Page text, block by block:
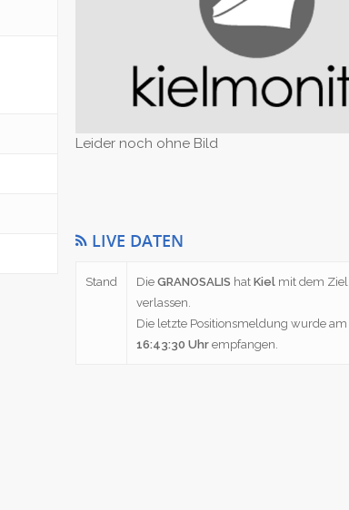
Leider noch ohne Bild
LIVE DATEN
Stand Die GRANOSALIS hat Kielmit dem Ziel
verlassen.
Die letzte Positionsmeldung wurde am
16:43:30 Uhr empfangen.